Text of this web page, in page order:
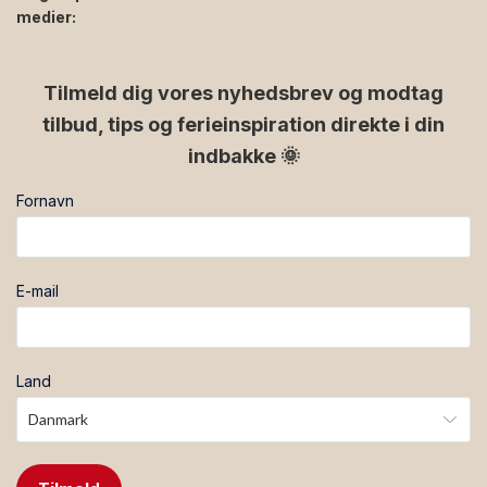
medier:
Tilmeld dig vores nyhedsbrev og modtag
tilbud, tips og ferieinspiration direkte i din
indbakke 🌞
Fornavn
E-mail
Land